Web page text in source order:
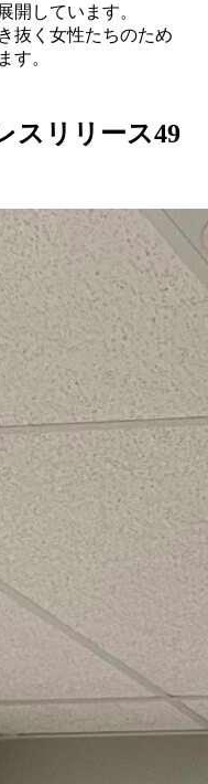
開しています。
抜く女性たちのため
す。
スリリース49